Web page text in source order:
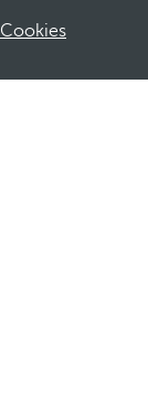
Cookies